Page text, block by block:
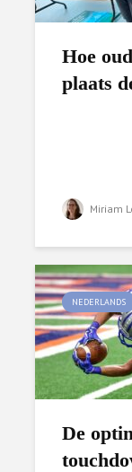
Hoe
plaats
Miriam
NEDERLANDS
De